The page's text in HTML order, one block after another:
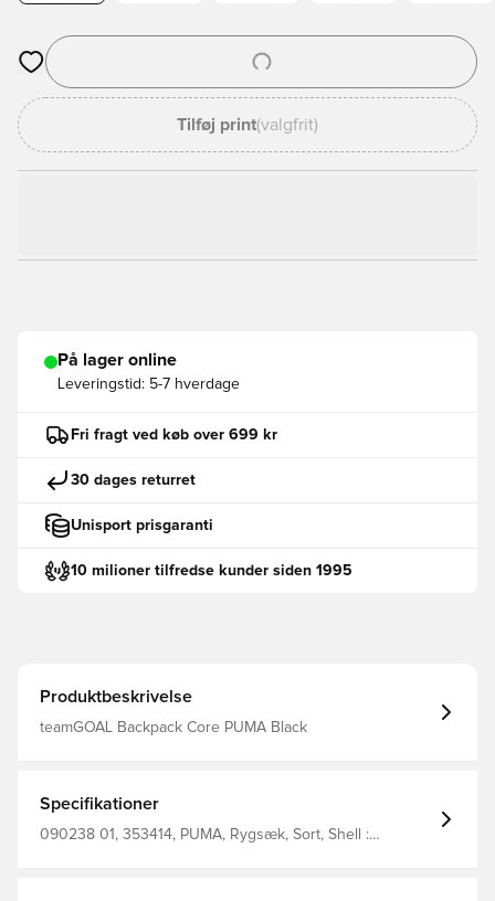
Åbner en Modal til at logge ind eller tilmelde dig som medlem
Tilføj print(valgfrit)
På lager online
Leveringstid: 5-7 hverdage
Fri fragt ved køb over 699 kr
30 dages returret
Unisport prisgaranti
10 milioner tilfredse kunder siden 1995
Produktbeskrivelse
teamGOAL Backpack Core PUMA Black
Specifikationer
090238 01, 353414, PUMA, Rygsæk, Sort, Shell :